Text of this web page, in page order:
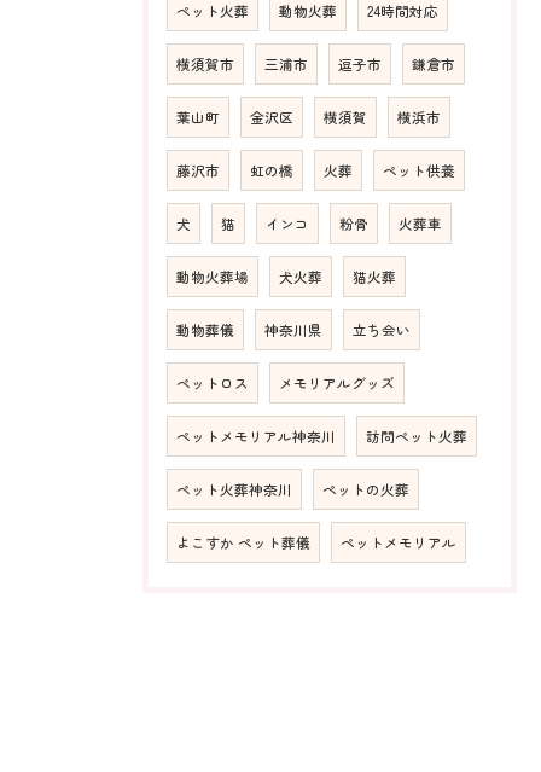
ペット火葬 動物火葬 24時間対応
横須賀市 三浦市 逗子市 鎌倉市
葉山町 金沢区 横須賀 横浜市
藤沢市 虹の橋 火葬 ペット供養
犬 猫 インコ 粉骨 火葬車
動物火葬場 犬火葬 猫火葬
動物葬儀 神奈川県 立ち会い
ペットロス メモリアルグッズ
ペットメモリアル神奈川 訪問ペット火葬
ペット火葬神奈川 ペットの火葬
よこすか ペット葬儀 ペットメモリアル